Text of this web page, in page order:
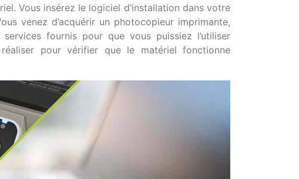
Vous insérez le logiciel d’installation dans votre
venez d’acquérir un photocopieur imprimante,
fournis pour que vous puissiez l’utiliser
pour vérifier que le matériel fonctionne